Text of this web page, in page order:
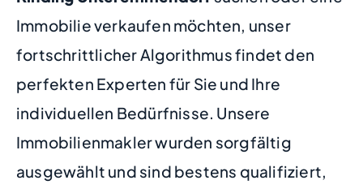
Immobilie verkaufen möchten, unser
fortschrittlicher Algorithmus findet den
perfekten Experten für Sie und Ihre
individuellen Bedürfnisse. Unsere
Immobilienmakler wurden sorgfältig
ausgewählt und sind bestens qualifiziert,